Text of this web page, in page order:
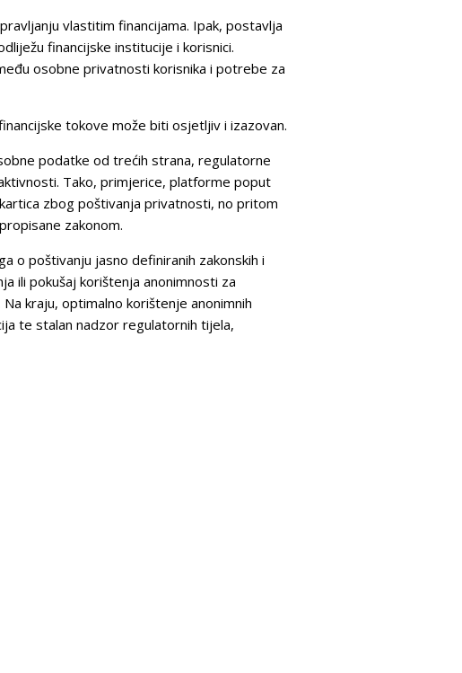
vlastitim financijama. Ipak, postavlja
financijske institucije i korisnici.
osobne privatnosti korisnika i potrebe za
tokove može biti osjetljiv i izazovan.
podatke od trećih strana, regulatorne
Tako, primjerice, platforme poput
zbog poštivanja privatnosti, no pritom
zakonom.
o poštivanju jasno definiranih zakonskih i
ili pokušaj korištenja anonimnosti za
kraju, optimalno korištenje anonimnih
te stalan nadzor regulatornih tijela,